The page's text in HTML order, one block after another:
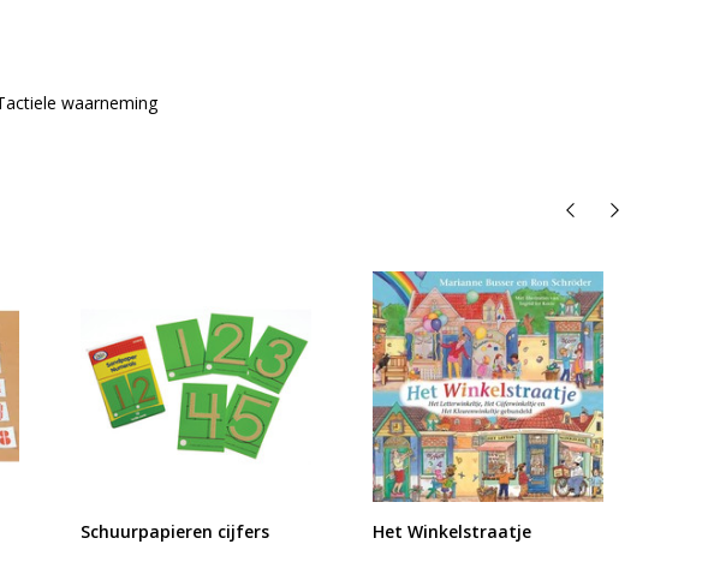
waarneming
Schuurpapieren cijfers Het Winkelstraatje